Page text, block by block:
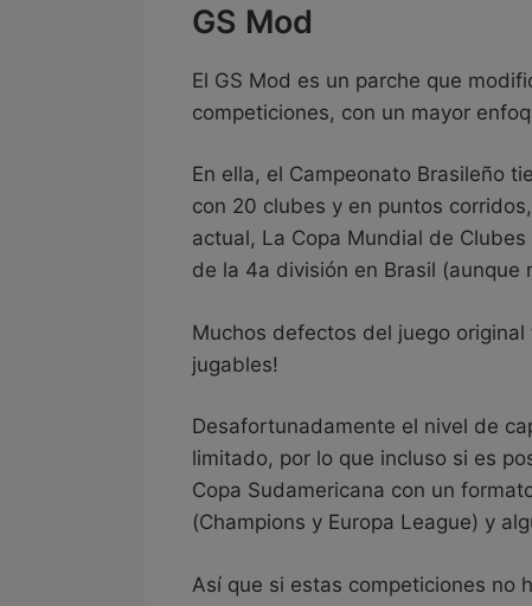
GS Mod
El GS Mod es un parche que
competiciones, con un mayor
En ella, el Campeonato Brasileño
con 20 clubes y en puntos
actual, La Copa Mundial de
de la 4a división en Brasil
Muchos defectos del juego
jugables!
Desafortunadamente el nivel de
limitado, por lo que incluso si es
Copa Sudamericana con un
(Champions y Europa League) y
Así que si estas competiciones no